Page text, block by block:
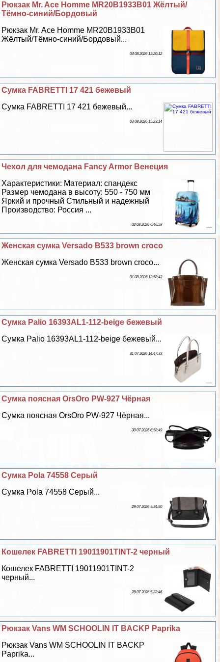
Рюкзак Mr. Ace Homme MR20B1933B01 Жёлтый/
Тёмно-синий/Бордовый
Рюкзак Mr. Ace Homme MR20B1933B01
Жёлтый/Тёмно-синий/Бордовый...
04 08 2026 13:20:12
Сумка FABRETTI 17 421 бежевый
Сумка FABRETTI 17 421 бежевый...
03 08 2026 15:23:14
Чехол для чемодана Fancy Armor Венеция
Хаpaктеристики: Материал: спандекс
Размер чемодана в высоту: 550 - 750 мм
Яркий и прочный Стильный и надежный
Производство: Россия ...
02 08 2026 6:46:59
Женская сумка Versado B533 brown croco
Женская сумка Versado B533 brown croco...
01 08 2026 12:58:43
Сумка Palio 16393AL1-112-beige бежевый
Сумка Palio 16393AL1-112-beige бежевый...
31 07 2026 14:47:33
Сумка поясная OrsOro PW-927 Чёрная
Сумка поясная OrsOro PW-927 Чёрная...
30 07 2026 6:58:49
Сумка Pola 74558 Серый
Сумка Pola 74558 Серый...
29 07 2026 9:34:50
Кошелек FABRETTI 19011901TINT-2 черный
Кошелек FABRETTI 19011901TINT-2
черный...
28 07 2026 5:23:46
Рюкзак Vans WM SCHOOLIN IT BACKP Paprika
Рюкзак Vans WM SCHOOLIN IT BACKP
Paprika...